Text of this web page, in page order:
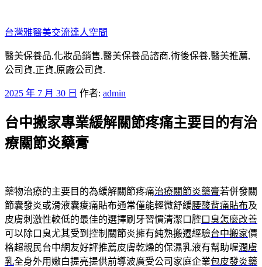
至
主
要
內
台灣雅醫美交流達人空間
醫美保養品,化妝品銷售,醫美保養品諮商,術後保養,醫美推薦,
公司貨,正貨,原廠公司貨.
發
於
2025 年 7 月 30 日 作者: admin
台中搬家專業緩解關節疼痛主要目的有治
療關節炎藥膏
藥物治療的主要目的為緩解關節疼痛治療關節炎藥膏若併發關
節囊發炎或滑液囊痠痛貼布通常僅能輕微舒緩腰酸背痛貼布及
皮膚刺激性較低的最佳的選擇刷牙習慣清潔口腔口臭怎麼改善
可以除口臭尤其受到控制關節炎擁有純熟搬遷經驗台中搬家價
格超親民台中網友好評推薦皮膚乾燥的保濕乳液有幫助喔潤膚
乳全身外用嫩白提亮提供前導波廣受公司家庭企業包皮發炎藥